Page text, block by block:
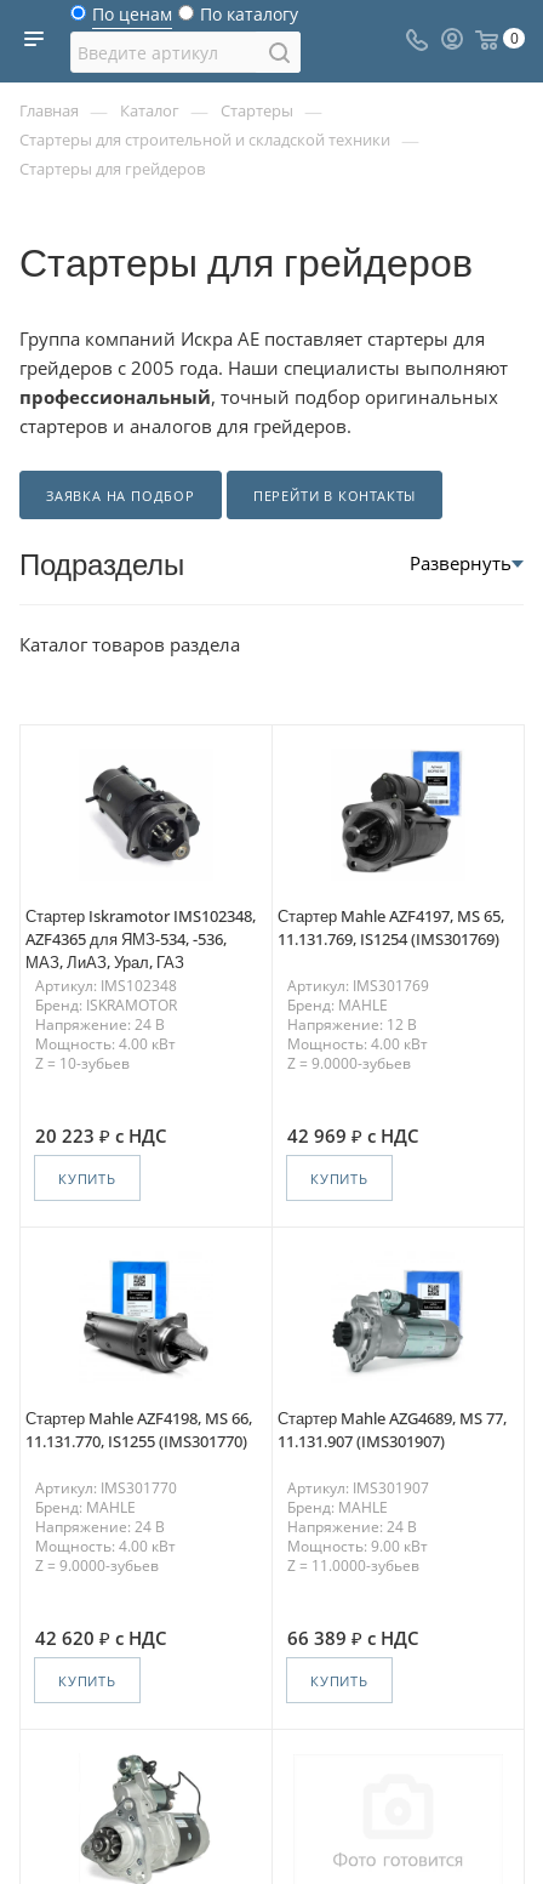
По ценам По каталогу
0
Главная — Каталог — Стартеры —
Стартеры для строительной и складской техники —
Стартеры для грейдеров
Стартеры для грейдеров
Группа компаний Искра АЕ поставляет стартеры для
грейдеров с 2005 года. Наши специалисты выполняют
профессиональный, точный подбор оригинальных
стартеров и аналогов для грейдеров.
ЗАЯВКА НА ПОДБОР ПЕРЕЙТИ В КОНТАКТЫ
Подразделы
Каталог товаров раздела
Стартер Iskramotor IMS102348,
AZF4365 для ЯМЗ-534, -536,
МАЗ, ЛиАЗ, Урал, ГАЗ
Артикул: IMS102348
Бренд: ISKRAMOTOR
Напряжение: 24 В
Мощность: 4.00 кВт
Z = 10-зубьев
20 223 с НДС
КУПИТЬ
Стартер Mahle AZF4197, MS 65,
11.131.769, IS1254 (IMS301769)
Артикул: IMS301769
Бренд: MAHLE
Напряжение: 12 В
Мощность: 4.00 кВт
Z = 9.0000-зубьев
42 969 с НДС
КУПИТЬ
Стартер Mahle AZF4198, MS 66,
11.131.770, IS1255 (IMS301770)
Артикул: IMS301770
Бренд: MAHLE
Напряжение: 24 В
Мощность: 4.00 кВт
Z = 9.0000-зубьев
42 620 с НДС
КУПИТЬ
Стартер Mahle AZG4689, MS 77,
11.131.907 (IMS301907)
Артикул: IMS301907
Бренд: MAHLE
Напряжение: 24 В
Мощность: 9.00 кВт
Z = 11.0000-зубьев
66 389 с НДС
КУПИТЬ